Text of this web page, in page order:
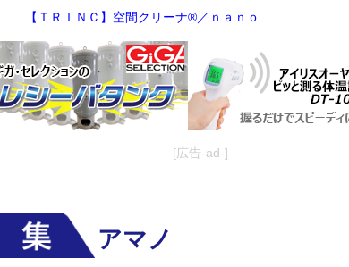
【ＴＲＩＮＣ】空間クリーナ®／ｎａｎｏ
[広告-ad-]
アマノ